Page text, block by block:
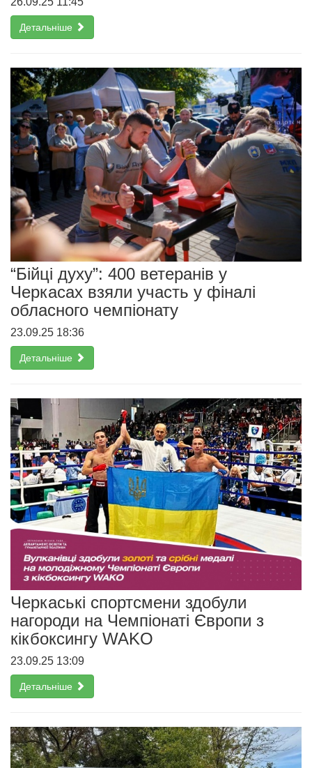
Детальніше
“Бійці духу”: 400 ветеранів у
Черкасах взяли участь у фіналі
обласного чемпіонату
23.09.25 18:36
Детальніше
Черкаські спортсмени здобули
нагороди на Чемпіонаті Європи з
кікбоксингу WAKO
23.09.25 13:09
Детальніше